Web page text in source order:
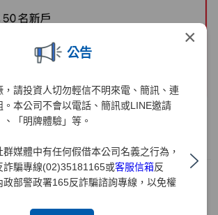
×
公告
，請投資人切勿輕信不明來電、簡訊、連
。本公司不會以電話、簡訊或LINE邀請
、「明牌體驗」等。
媒體中有任何假借本公司名義之行為，
詐騙專線(02)35181165或客服信箱反
政部警政署165反詐騙諮詢專線，以免權